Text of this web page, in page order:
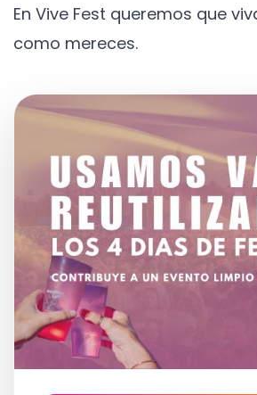
En Vive Fest queremos que
como mereces.